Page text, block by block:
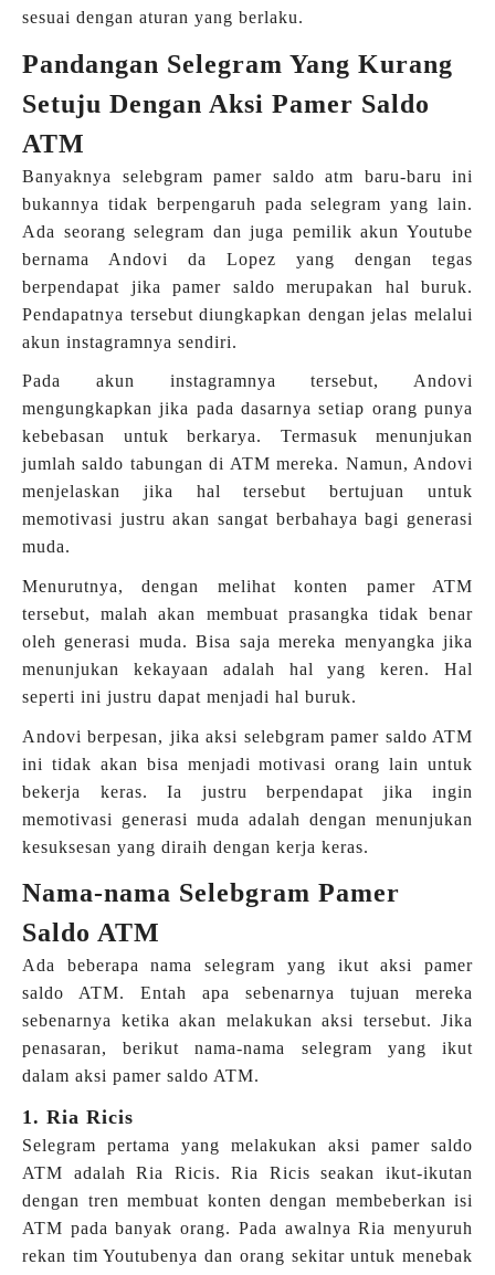
sesuai dengan aturan yang berlaku.
Pandangan Selegram Yang Kurang
Setuju Dengan Aksi Pamer Saldo
ATM
Banyaknya selebgram pamer saldo atm baru-baru ini
bukannya tidak berpengaruh pada selegram yang lain.
Ada seorang selegram dan juga pemilik akun Youtube
bernama Andovi da Lopez yang dengan tegas
berpendapat jika pamer saldo merupakan hal buruk.
Pendapatnya tersebut diungkapkan dengan jelas melalui
akun instagramnya sendiri.
Pada akun instagramnya tersebut, Andovi
mengungkapkan jika pada dasarnya setiap orang punya
kebebasan untuk berkarya. Termasuk menunjukan
jumlah saldo tabungan di ATM mereka. Namun, Andovi
menjelaskan jika hal tersebut bertujuan untuk
memotivasi justru akan sangat berbahaya bagi generasi
muda.
Menurutnya, dengan melihat konten pamer ATM
tersebut, malah akan membuat prasangka tidak benar
oleh generasi muda. Bisa saja mereka menyangka jika
menunjukan kekayaan adalah hal yang keren. Hal
seperti ini justru dapat menjadi hal buruk.
Andovi berpesan, jika aksi selebgram pamer saldo ATM
ini tidak akan bisa menjadi motivasi orang lain untuk
bekerja keras. Ia justru berpendapat jika ingin
memotivasi generasi muda adalah dengan menunjukan
kesuksesan yang diraih dengan kerja keras.
Nama-nama Selebgram Pamer
Saldo ATM
Ada beberapa nama selegram yang ikut aksi pamer
saldo ATM. Entah apa sebenarnya tujuan mereka
sebenarnya ketika akan melakukan aksi tersebut. Jika
penasaran, berikut nama-nama selegram yang ikut
dalam aksi pamer saldo ATM.
1. Ria Ricis
Selegram pertama yang melakukan aksi pamer saldo
ATM adalah Ria Ricis. Ria Ricis seakan ikut-ikutan
dengan tren membuat konten dengan membeberkan isi
ATM pada banyak orang. Pada awalnya Ria menyuruh
rekan tim Youtubenya dan orang sekitar untuk menebak